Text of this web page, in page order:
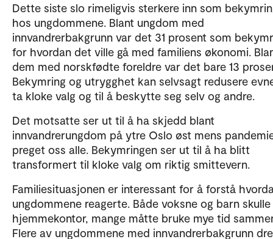
Dette siste slo rimeligvis sterkere inn som
hos ungdommene. Blant ungdom med
innvandrerbakgrunn var det 31 prosent som
for hvordan det ville gå med familiens økonomi.
dem med norskfødte foreldre var det bare 13
Bekymring og utrygghet kan selvsagt redusere
ta kloke valg og til å beskytte seg selv og andre.
Det motsatte ser ut til å ha skjedd blant
innvandrerungdom på ytre Oslo øst mens
preget oss alle. Bekymringen ser ut til å ha blitt
transformert til kloke valg om riktig smittevern.
Familiesituasjonen er interessant for å forstå
ungdommene reagerte. Både voksne og barn
hjemmekontor, mange måtte bruke mye tid
Flere av ungdommene med innvandrerbakgrunn